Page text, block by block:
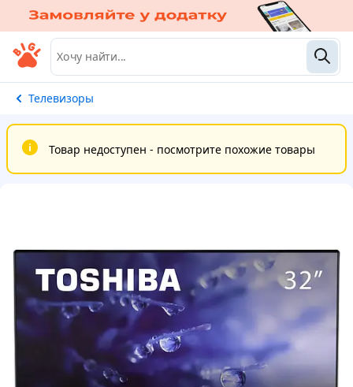
Телевизоры
Товар недоступен - посмотрите похожие товары